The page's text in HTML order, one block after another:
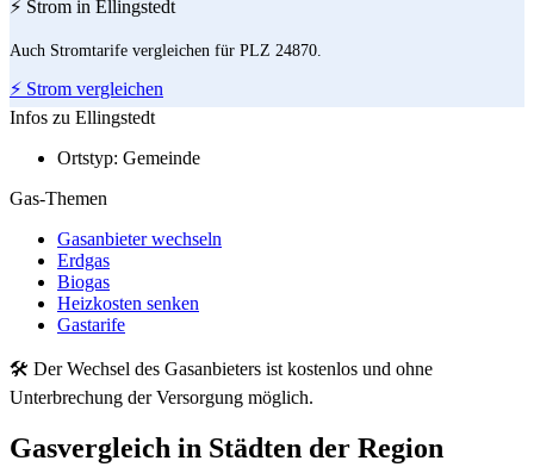
⚡ Strom in Ellingstedt
Auch Stromtarife vergleichen für PLZ 24870.
⚡ Strom vergleichen
Infos zu Ellingstedt
Ortstyp: Gemeinde
Gas-Themen
Gasanbieter wechseln
Erdgas
Biogas
Heizkosten senken
Gastarife
🛠 Der Wechsel des Gasanbieters ist kostenlos und ohne
Unterbrechung der Versorgung möglich.
Gasvergleich in Städten der Region